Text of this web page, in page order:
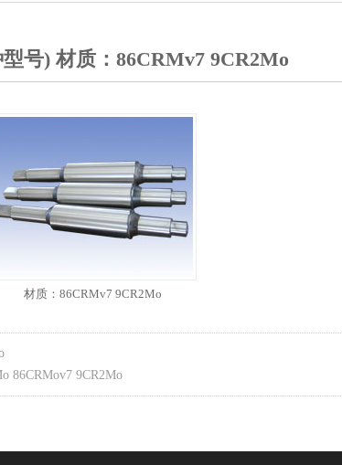
号) 材质：86CRMv7 9CR2Mo
材质：86CRMv7 9CR2Mo
86CRMov7 9CR2Mo